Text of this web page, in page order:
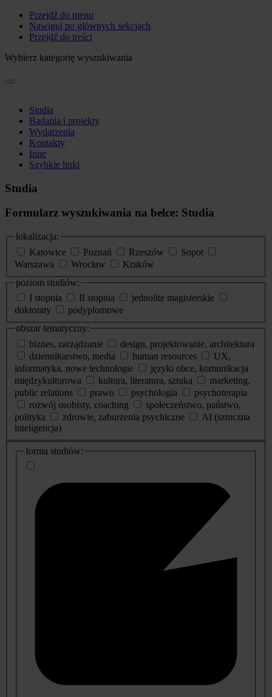
Przejdź do menu
Nawiguj po głównych sekcjach
Przejdź do treści
Wybierz kategorię wyszukiwania
Studia
Badania i projekty
Wydarzenia
Kontakty
Inne
Szybkie linki
Studia
Formularz wyszukiwania na belce: Studia
lokalizacja:
Katowice
Poznań Rzeszów
Sopot
Warszawa
Wrocław
Kraków
poziom studiów:
I stopnia
II stopnia
jednolite magisterskie
doktoraty
podyplomowe
obszar tematyczny:
biznes, zarządzanie
design, projektowanie, architektura
dziennikarstwo, media
human resources
UX,
informatyka, nowe technologie
języki obce, komunikacja
międzykulturowa
kultura, literatura, sztuka
marketing,
public relations
prawo psychologia
psychoterapia
rozwój osobisty, coaching
społeczeństwo, państwo,
polityka
zdrowie, zaburzenia psychiczne
AI (sztuczna
inteligencja)
dodatkowe
informacje
forma studiów: